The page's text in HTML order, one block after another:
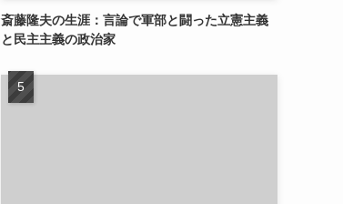
斎藤隆夫の生涯：言論で軍部と闘った立憲主義
と民主主義の政治家